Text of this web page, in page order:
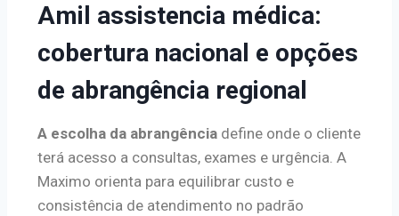
Amil assistencia médica:
cobertura nacional e opções
de abrangência regional
A escolha da abrangência define onde o cliente
terá acesso a consultas, exames e urgência. A
Maximo orienta para equilibrar custo e
consistência de atendimento no padrão